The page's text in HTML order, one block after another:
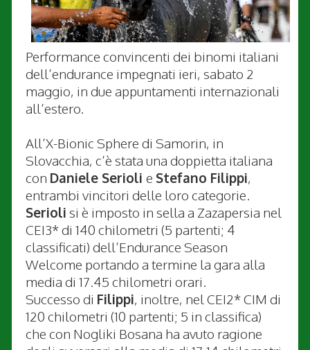
Performance convincenti dei binomi italiani
dell’endurance impegnati ieri, sabato 2
maggio, in due appuntamenti internazionali
all’estero.
All’X-Bionic Sphere di Samorin, in
Slovacchia, c’è stata una doppietta italiana
con Daniele Serioli e Stefano Filippi,
entrambi vincitori delle loro categorie.
Serioli si è imposto in sella a Zazapersia nel
CEI3* di 140 chilometri (5 partenti; 4
classificati) dell’Endurance Season
Welcome portando a termine la gara alla
media di 17.45 chilometri orari.
Successo di Filippi, inoltre, nel CEI2* CIM di
120 chilometri (10 partenti; 5 in classifica)
che con Nogliki Bosana ha avuto ragione